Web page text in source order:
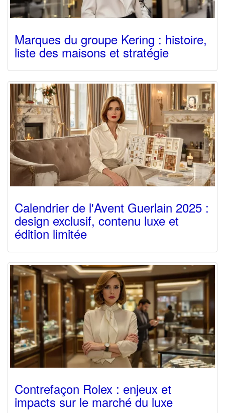
Marques du groupe Kering : histoire,
liste des maisons et stratégie
Calendrier de l'Avent Guerlain 2025 :
design exclusif, contenu luxe et
édition limitée
Contrefaçon Rolex : enjeux et
impacts sur le marché du luxe